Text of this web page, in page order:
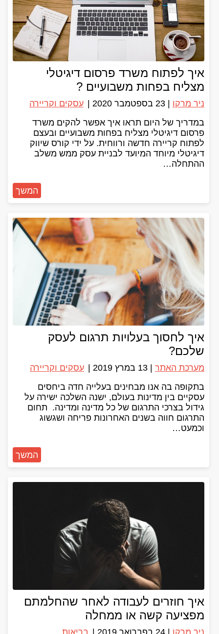
איך לפתוח משרד פרסום דיגיטלי
מצליח בפחות משבועיים ?
ניר מרקו 23 בספטמבר 2020
עסקים וקריירה
במדריך של היום תראו איך אפשר להקים משרד
פרסום דיגיטלי מצליח בפחות משבועיים ובעצם
לפתוח קריירה חדשה ורווחית. על ידי קורס שיווק
דיגיטלי מיוחד המיועד לבניית עסק ממש משלב
ההתחלה…
המשך
איך לחסוך בעלויות תרגום לעסק
שלכם?
מערכת האתר 13 במרץ 2019
עסקים וקריירה
בתקופה בה אנו מבחינים בעלייה חדה ביחסים
עסקיים בין מדינות בעולם, ישנה השלכה ישירה על
גידול בצרכי התרגום של כל מדינה ומדינה. תחום
התרגום חווה בשנים האחרונות פריחה ושגשוג
וכמעט…
המשך
איך חוזרים לעבודה לאחר שהחלמתם
מפציעה קשה או ממחלה
ניר מרקו 24 בפברואר 2019 בריאות